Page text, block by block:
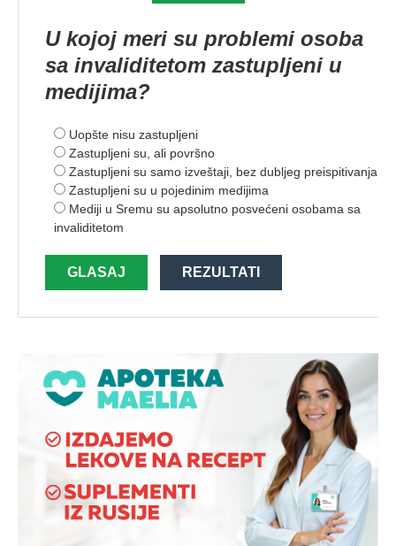
U kojoj meri su problemi osoba
sa invaliditetom zastupljeni u
medijima?
Uopšte nisu zastupljeni
Zastupljeni su, ali površno
Zastupljeni su samo izveštaji, bez dubljeg preispitivanja
Zastupljeni su u pojedinim medijima
Mediji u Sremu su apsolutno posvećeni osobama sa
invaliditetom
GLASAJ REZULTATI